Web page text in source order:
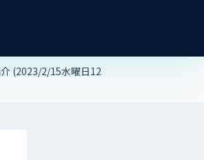
(2023/2/15水曜日12